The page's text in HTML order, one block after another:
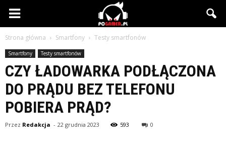
PCgamer.pl
Strona główna Smartfony Testy smartfonów
Smartfony Testy smartfonów
CZY ŁADOWARKA PODŁĄCZONA
DO PRĄDU BEZ TELEFONU
POBIERA PRĄD?
Przez Redakcja - 22 grudnia 2023 593 0